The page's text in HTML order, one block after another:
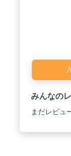
みんなの
まだレビュ